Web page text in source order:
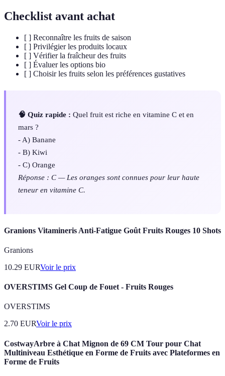
Checklist avant achat
[ ] Reconnaître les fruits de saison
[ ] Privilégier les produits locaux
[ ] Vérifier la fraîcheur des fruits
[ ] Évaluer les options bio
[ ] Choisir les fruits selon les préférences gustatives
🧠 Quiz rapide : Quel fruit est riche en vitamine C et en
mars ?
- A) Banane
- B) Kiwi
- C) Orange
Réponse : C — Les oranges sont connues pour leur haute
teneur en vitamine C.
Granions Vitamineris Anti-Fatigue Goût Fruits Rouges 10 Shots
Granions
10.29 EURVoir le prix
OVERSTIMS Gel Coup de Fouet - Fruits Rouges
OVERSTIMS
2.70 EURVoir le prix
CostwayArbre à Chat Mignon de 69 CM Tour pour Chat
Multiniveau Esthétique en Forme de Fruits avec Plateformes en
Forme de Fruits